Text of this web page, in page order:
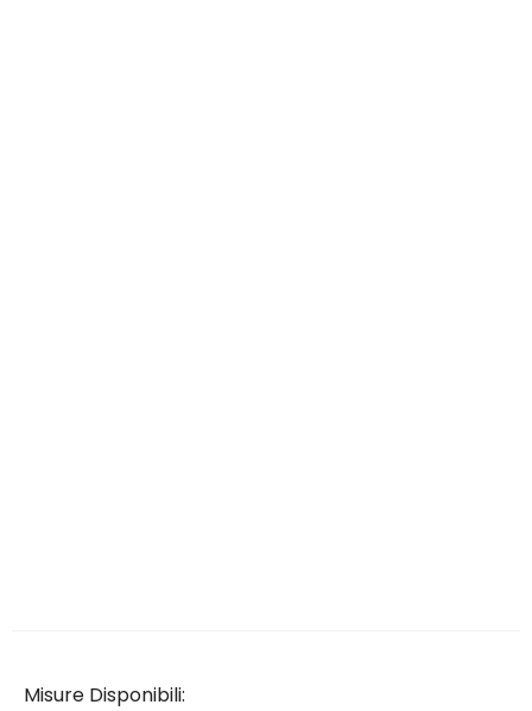
Misure Disponibili: